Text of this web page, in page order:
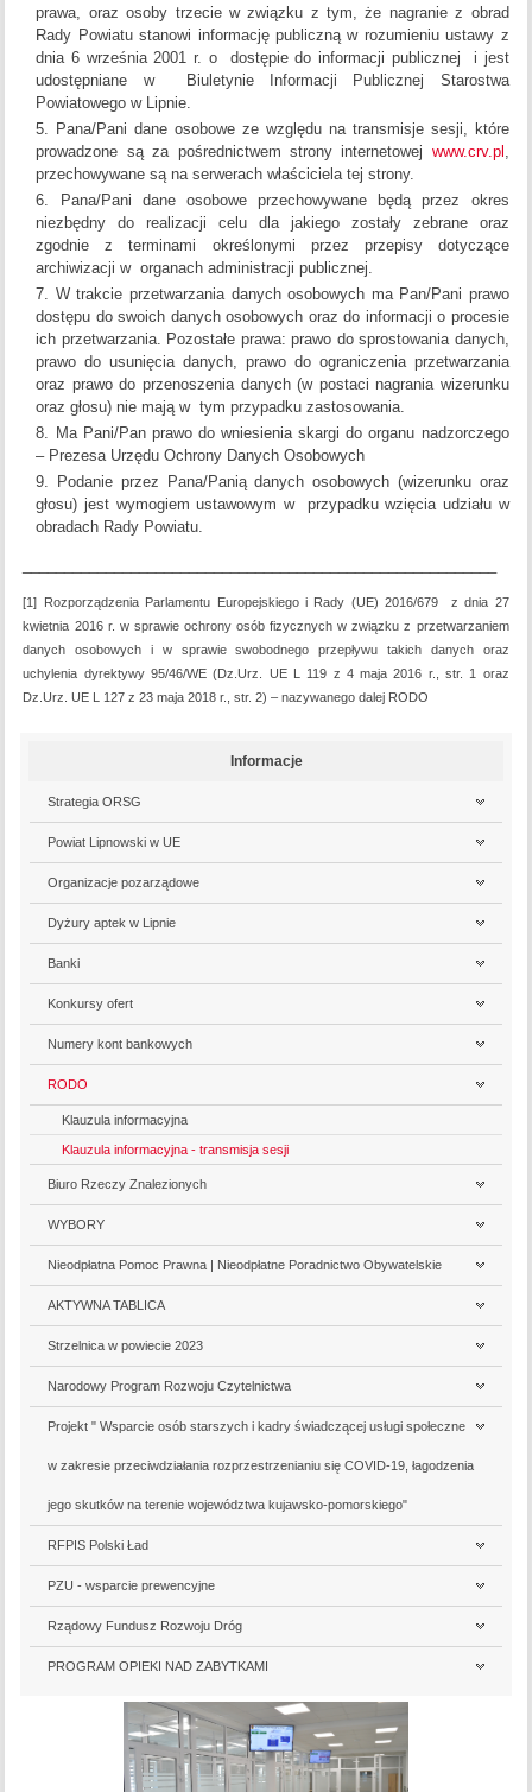
prawa, oraz osoby trzecie w związku z tym, że nagranie z obrad
Rady Powiatu stanowi informację publiczną w rozumieniu ustawy z
dnia 6 września 2001 r. o dostępie do informacji publicznej i jest
udostępniane w Biuletynie Informacji Publicznej Starostwa
Powiatowego w Lipnie.
Pana/Pani dane osobowe ze względu na transmisje sesji, które
prowadzone są za pośrednictwem strony internetowej www.crv.pl ,
przechowywane są na serwerach właściciela tej strony.
Pana/Pani dane osobowe przechowywane będą przez okres
niezbędny do realizacji celu dla jakiego zostały zebrane oraz
zgodnie z terminami określonymi przez przepisy dotyczące
archiwizacji w organach administracji publicznej.
W trakcie przetwarzania danych osobowych ma Pan/Pani prawo
dostępu do swoich danych osobowych oraz do informacji o procesie
ich przetwarzania. Pozostałe prawa: prawo do sprostowania danych,
prawo do usunięcia danych, prawo do ograniczenia przetwarzania
oraz prawo do przenoszenia danych (w postaci nagrania wizerunku
oraz głosu) nie mają w tym przypadku zastosowania.
Ma Pani/Pan prawo do wniesienia skargi do organu nadzorczego
– Prezesa Urzędu Ochrony Danych Osobowych
Podanie przez Pana/Panią danych osobowych (wizerunku oraz
głosu) jest wymogiem ustawowym w przypadku wzięcia udziału w
obradach Rady Powiatu.
[1] Rozporządzenia Parlamentu Europejskiego i Rady (UE) 2016/679 z dnia 27
kwietnia 2016 r. w sprawie ochrony osób fizycznych w związku z przetwarzaniem
danych osobowych i w sprawie swobodnego przepływu takich danych oraz
uchylenia dyrektywy 95/46/WE (Dz.Urz. UE L 119 z 4 maja 2016 r., str. 1 oraz
Dz.Urz. UE L 127 z 23 maja 2018 r., str. 2) – nazywanego dalej RODO
Informacje
Strategia ORSG
Powiat Lipnowski w UE
Organizacje pozarządowe
Dyżury aptek w Lipnie
Banki
Konkursy ofert
Numery kont bankowych
RODO
Klauzula informacyjna
Klauzula informacyjna - transmisja sesji
Biuro Rzeczy Znalezionych
WYBORY
Nieodpłatna Pomoc Prawna | Nieodpłatne Poradnictwo Obywatelskie
AKTYWNA TABLICA
Strzelnica w powiecie 2023
Narodowy Program Rozwoju Czytelnictwa
Projekt " Wsparcie osób starszych i kadry świadczącej usługi społeczne
w zakresie przeciwdziałania rozprzestrzenianiu się COVID-19, łagodzenia
jego skutków na terenie województwa kujawsko-pomorskiego"
RFPIS Polski Ład
PZU - wsparcie prewencyjne
Rządowy Fundusz Rozwoju Dróg
PROGRAM OPIEKI NAD ZABYTKAMI